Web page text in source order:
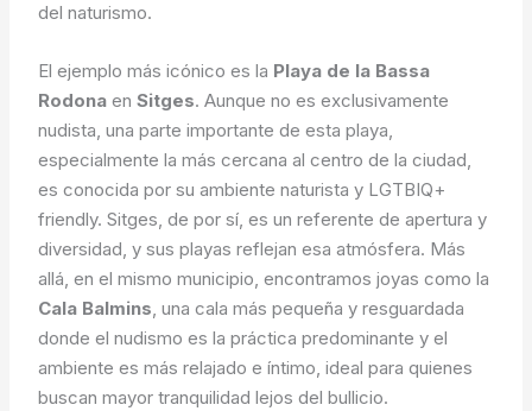
del naturismo.
El ejemplo más icónico es la Playa de la Bassa
Rodona enSitges. Aunque no es exclusivamente
nudista, una parte importante de esta playa,
especialmente la más cercana al centro de la ciudad,
es conocida por su ambiente naturista y LGTBIQ+
friendly. Sitges, de por sí, es un referente de apertura y
diversidad, y sus playas reflejan esa atmósfera. Más
allá, en el mismo municipio, encontramos joyas como la
Cala Balmins, una cala más pequeña y resguardada
donde el nudismo es la práctica predominante y el
ambiente es más relajado e íntimo, ideal para quienes
buscan mayor tranquilidad lejos del bullicio.